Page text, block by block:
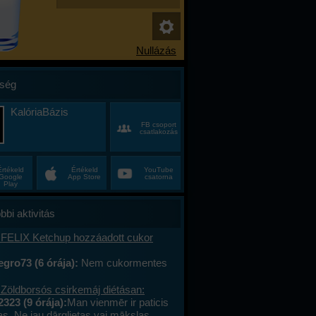
KalóriaBázis
FB csoport
csatlakozás
Play
Értékeld
App Store
YouTube
csatorna
aktivitás
Ketchup hozzáadott cukor
(6 órája): Nem cukormentes
csirkemáj diétásan:
(9 órája):Man vienmēr ir paticis